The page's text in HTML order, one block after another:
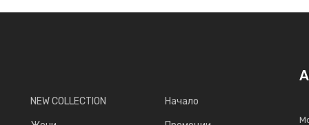
NEW COLLECTION Начало